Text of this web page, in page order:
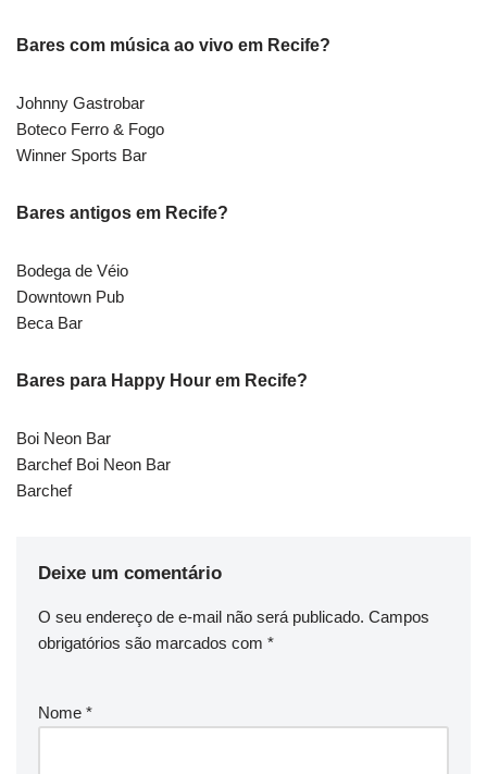
Bares com música ao vivo em Recife?
Johnny Gastrobar
Boteco Ferro & Fogo
Winner Sports Bar
Bares antigos em Recife?
Bodega de Véio
Downtown Pub
Beca Bar
Bares para Happy Hour em Recife?
Boi Neon Bar
Barchef Boi Neon Bar
Barchef
Deixe um comentário
O seu endereço de e-mail não será publicado. Campos
obrigatórios são marcados com *
Nome *